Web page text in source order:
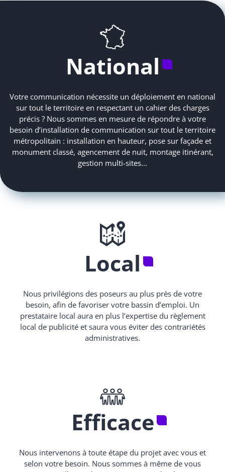
National
Votre communication nécessite un déploiement en national
sur tout le territoire en respectant un cahier des charges
précis ? Nous sommes en mesure de répondre à votre
besoin d’installation de communication sur tout le territoire
métropolitain : installation en hauteur, pose sur façade et
monument classé, agencement de nuit, montage itinérant,
gestion multi-sites...
Local
Nous privilégions des poseurs au plus près de votre
besoin, afin de favoriser votre bassin d’emploi. Un
prestataire local aura en plus l’expertise du règlement
local de publicité et saura vous éviter des contrariétés
administratives.
Efficace
Nous intervenons à toute étape du projet avec vous et
selon votre besoin. Nous sommes à même de vous